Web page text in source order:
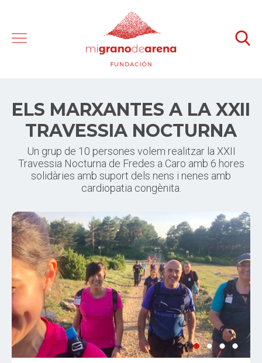
ELS MARXANTES A LA XXII
TRAVESSIA NOCTURNA
Un grup de 10 persones volem realitzar la XXII
Travessia Nocturna de Fredes a Caro amb 6 hores
solidàries amb suport dels nens i nenes amb
cardiopatia congènita.